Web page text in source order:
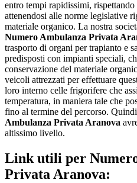
entro tempi rapidissimi,
attenendosi alle norme legislative
materiale organico. La nostra
Numero Ambulanza Privata
trasporto di organi per trapianto e
predisposti con impianti speciali,
conservazione del materiale
veicoli attrezzati per effettuare
loro interno celle frigorifere che
temperatura, in maniera tale che
fino al termine del percorso.
Ambulanza Privata Aranova
altissimo livello.
Link utili per
Privata Aranova: